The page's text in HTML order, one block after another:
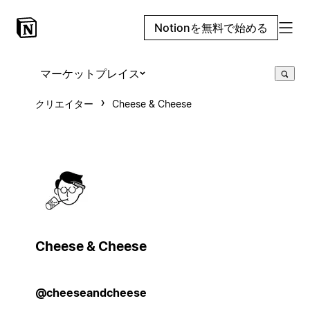
Notionを無料で始める
マーケットプレイス
クリエイター Cheese & Cheese
Cheese & Cheese
@cheeseandcheese